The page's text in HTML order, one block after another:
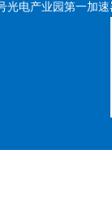
光电产业园第一加